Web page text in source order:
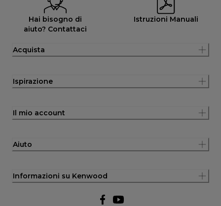
Hai bisogno di
aiuto? Contattaci
Istruzioni Manuali
Acquista
Ispirazione
Il mio account
Aiuto
Informazioni su Kenwood